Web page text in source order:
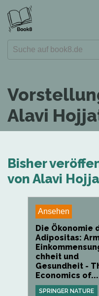
Alavi
Bisher
von Alavi
Ansehen
Die Ökonomie
Adipositas:
chheit und
Gesundheit -
Economics of...
SPRINGER NATURE